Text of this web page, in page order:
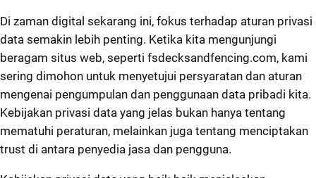
to
content
Di zaman digital sekarang ini, fokus terhadap aturan privasi
data semakin lebih penting. Ketika kita mengunjungi
beragam situs web, seperti fsdecksandfencing.com, kami
sering dimohon untuk menyetujui persyaratan dan aturan
mengenai pengumpulan dan penggunaan data pribadi kita.
Kebijakan privasi data yang jelas bukan hanya tentang
mematuhi peraturan, melainkan juga tentang menciptakan
trust di antara penyedia jasa dan pengguna.